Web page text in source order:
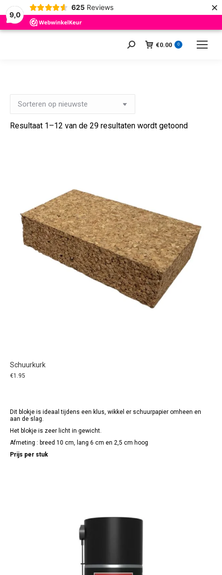
9,0
625 Reviews ×
Zoeken: €0.00 0
Resultaat 1–12 van de 29 resultaten wordt getoond
Schuurkurk
€1.95
Dit blokje is ideaal tijdens een klus, wikkel er schuurpapier omheen en
aan de slag.
Het blokje is zeer licht in gewicht.
Afmeting : breed 10 cm, lang 6 cm en 2,5 cm hoog
Prijs per stuk